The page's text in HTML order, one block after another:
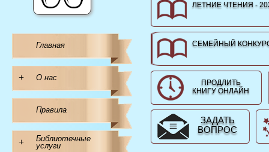
Главная
+ О нас
Правила
+
Библиотечные
услуги
ЛЕТНИЕ ЧТЕНИЯ -
СЕМЕЙНЫЙ
ПРОДЛИТЬ
КНИГУ ОНЛАЙН
ЗАДАТЬ
ВОПРОС